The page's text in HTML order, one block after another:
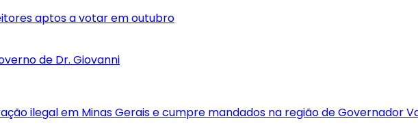
aptos a votar em outubro
de Dr. Giovanni
ilegal em Minas Gerais e cumpre mandados na região de Governador